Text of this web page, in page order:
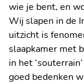
wie je bent, en
Wij slapen in de
uitzicht is
slaapkamer met
in het
goed bedenken